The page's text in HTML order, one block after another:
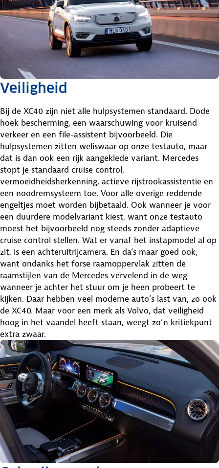
Veiligheid
Bij de XC40 zijn niet alle hulpsystemen standaard. Dode
hoek bescherming, een waarschuwing voor kruisend
verkeer en een file-assistent bijvoorbeeld. Die
hulpsystemen zitten weliswaar op onze testauto, maar
dat is dan ook een rijk aangeklede variant. Mercedes
stopt je standaard cruise control,
vermoeidheidsherkenning, actieve rijstrookassistentie en
een noodremsysteem toe. Voor alle overige reddende
engeltjes moet worden bijbetaald. Ook wanneer je voor
een duurdere modelvariant kiest, want onze testauto
moest het bijvoorbeeld nog steeds zonder adaptieve
cruise control stellen. Wat er vanaf het instapmodel al op
zit, is een achteruitrijcamera. En da’s maar goed ook,
want ondanks het forse raamoppervlak zitten de
raamstijlen van de Mercedes vervelend in de weg
wanneer je achter het stuur om je heen probeert te
kijken. Daar hebben veel moderne auto’s last van, zo ook
de XC40. Maar voor een merk als Volvo, dat veiligheid
hoog in het vaandel heeft staan, weegt zo’n kritiekpunt
extra zwaar.